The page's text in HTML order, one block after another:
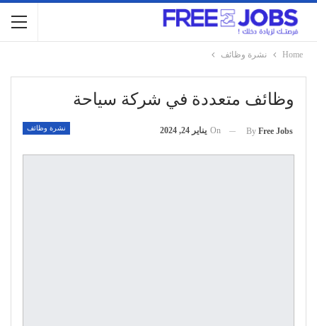
Home نشرة وظائف
وظائف متعددة في شركة سياحة
نشرة وظائف By Free Jobs
On يناير 24, 2024